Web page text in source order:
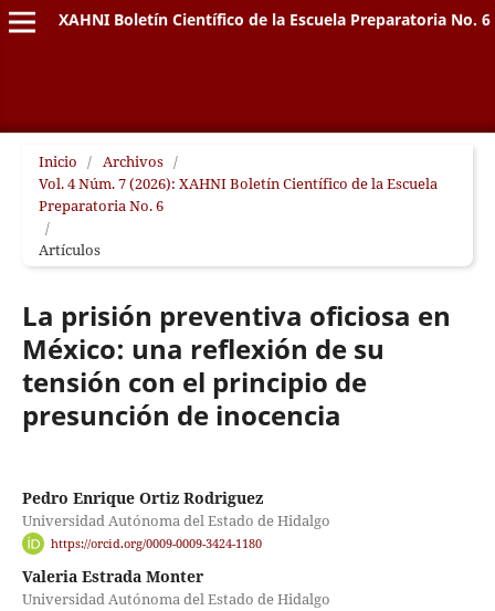
XAHNI Boletín Científico de la Escuela Preparatoria No. 6
Inicio / Archivos /
Vol. 4 Núm. 7 (2026): XAHNI Boletín Científico de la Escuela
Preparatoria No. 6
/
Artículos
La prisión preventiva oficiosa en
México: una reflexión de su
tensión con el principio de
presunción de inocencia
Pedro Enrique Ortiz Rodriguez
Universidad Autónoma del Estado de Hidalgo
https://orcid.org/0009-0009-3424-1180
Valeria Estrada Monter
Universidad Autónoma del Estado de Hidalgo